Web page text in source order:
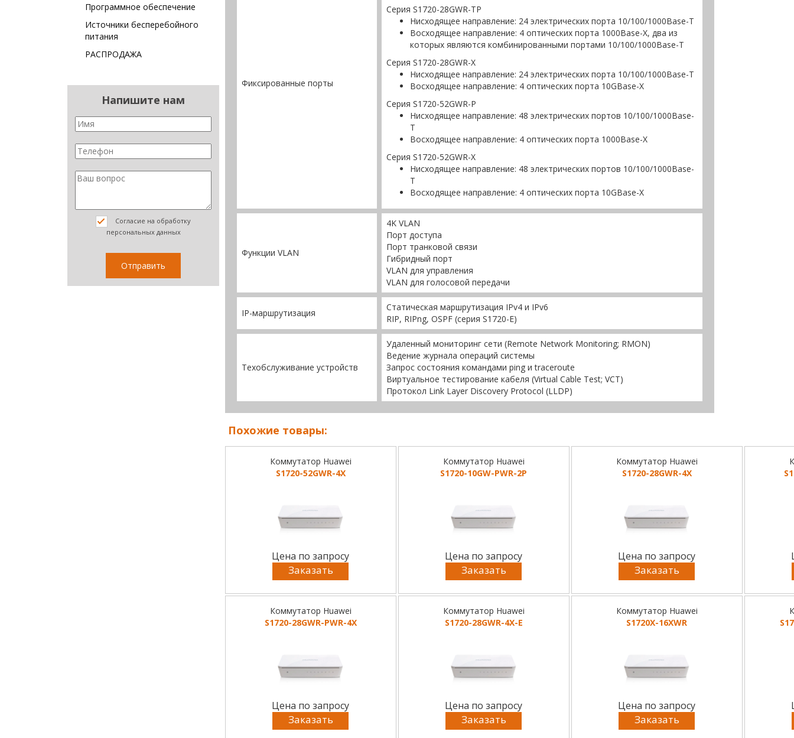
Программное обеспечение
Источники бесперебойного
питания
РАСПРОДАЖА
Напишите нам
Согласие на обработку
персональных данных
Фиксированные порты
Серия S1720-28GWR-TP
Нисходящее направление: 24 электрических порта 10/100/1000Base-T
Восходящее направление: 4 оптических порта 1000Base-X, два из
которых являются комбинированными портами 10/100/1000Base-T
Серия S1720-28GWR-X
Нисходящее направление: 24 электрических порта 10/100/1000Base-T
Восходящее направление: 4 оптических порта 10GBase-X
Серия S1720-52GWR-P
Нисходящее направление: 48 электрических портов 10/100/1000Base-
T
Восходящее направление: 4 оптических порта 1000Base-X
Серия S1720-52GWR-X
Нисходящее направление: 48 электрических портов 10/100/1000Base-
T
Восходящее направление: 4 оптических порта 10GBase-X
Функции VLAN
4K VLAN
Порт доступа
Порт транковой связи
Гибридный порт
VLAN для управления
VLAN для голосовой передачи
IP-маршрутизация
Статическая маршрутизация IPv4 и IPv6
RIP, RIPng, OSPF (серия S1720-E)
Техобслуживание устройств
Удаленный мониторинг сети (Remote Network Monitoring; RMON)
Ведение журнала операций системы
Запрос состояния командами ping и traceroute
Виртуальное тестирование кабеля (Virtual Cable Test; VCT)
Протокол Link Layer Discovery Protocol (LLDP)
Похожие товары:
Коммутатор Huawei
S1720-52GWR-4X
Цена по запросу
Заказать
Коммутатор Huawei
S1720-10GW-PWR-2P
Цена по запросу
Заказать
Коммутатор Huawei
S1720-28GWR-4X
Цена по запросу
Заказать
Коммутатор Huawei
S1720-28GWR-PWR-4X
Цена по запросу
Заказать
Коммутатор Huawei
S1720-28GWR-4X-E
Цена по запросу
Заказать
Коммутатор Huawei
S1720X-16XWR
Цена по запросу
Заказать